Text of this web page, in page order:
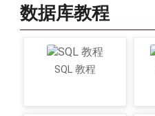
数据库教程
SQL 教程